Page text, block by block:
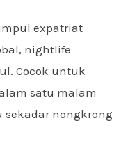
expatriat
nightlife
Cocok untuk
satu malam
sekadar nongkrong